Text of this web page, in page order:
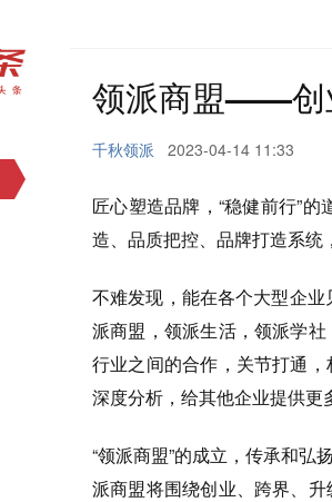
领派商盟——创
千秋领派 2023-04-14 11:33
匠心塑造品牌，“稳健前行”的
造、品质把控、品牌打造系统
不难发现，能在各个大型企
派商盟，领派生活，领派学
行业之间的合作，关节打通
深度分析，给其他企业提供更
“领派商盟”的成立，传承和
派商盟将围绕创业、跨界、